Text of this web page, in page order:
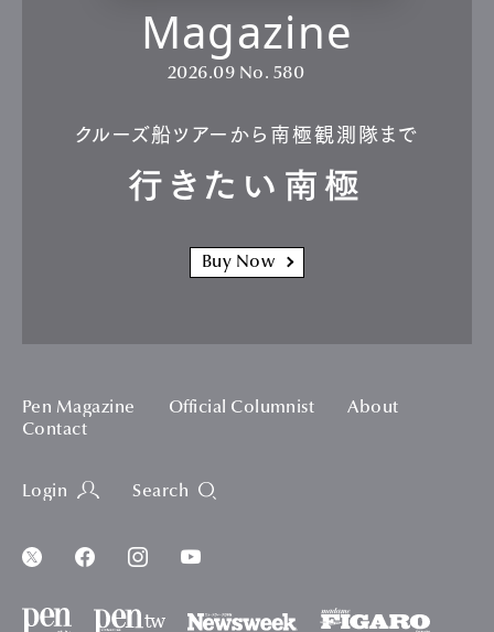
Magazine
2026.09 No. 580
クルーズ船ツアーから南極観測隊まで
行きたい南極
Buy Now
Pen Magazine Official Columnist
About
Contact
Login Search